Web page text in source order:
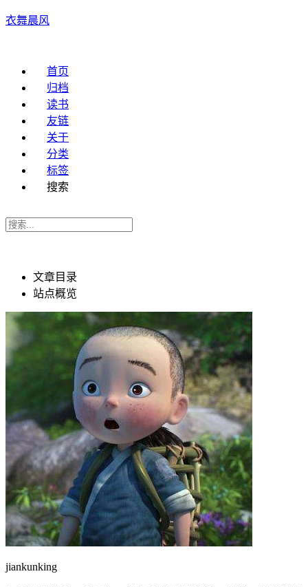
衣舞晨风
首页
归档
读书
友链
关于
分类
标签
搜索
文章目录
站点概览
jiankunking